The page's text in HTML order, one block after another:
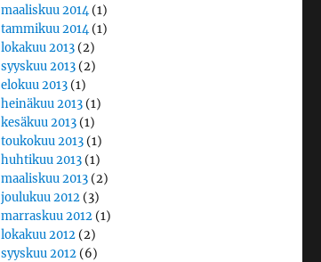
maaliskuu 2014(1)
tammikuu 2014(1)
lokakuu 2013 (2)
syyskuu 2013 (2)
elokuu 2013 (1)
heinäkuu 2013 (1)
kesäkuu 2013 (1)
toukokuu 2013 (1)
huhtikuu 2013 (1)
maaliskuu 2013 (2)
joulukuu 2012 (3)
marraskuu 2012 (1)
lokakuu 2012 (2)
syyskuu 2012 (6)